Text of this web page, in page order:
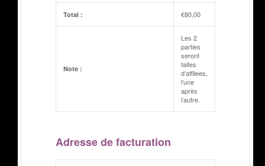
Total : €80,00
Note :
Les 2
parties
seront
faites
d’affilees,
l’une
après
l’autre.
Adresse de facturation